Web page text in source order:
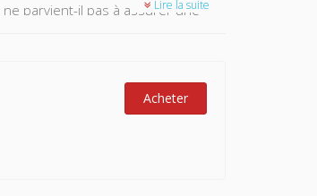
parvient-il pas à assurer une
Lire la suite
Acheter